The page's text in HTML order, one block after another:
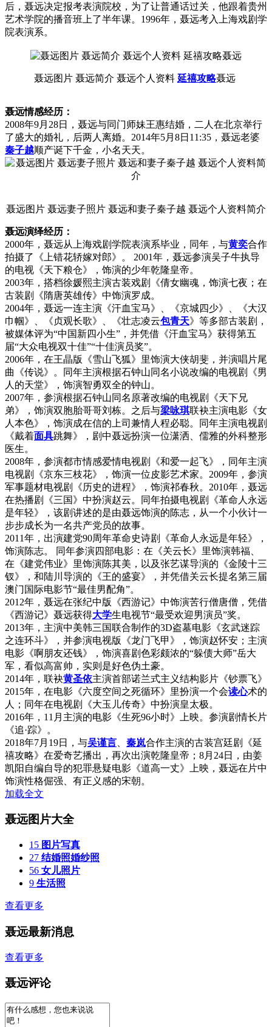
后，聂远决定报考表演院校，为了让普通话过关，他跟着贵州
艺术学院的播音班上了半年课。1996年，聂远考入上海戏剧学
院表演系。
聂远图片 聂远简介 聂远个人资料 延禧攻略聂远
聂远情感经历：
2008年9月28日，聂远与同门师妹王惠结婚，二人在北京举行
了盛大的婚礼，后两人离婚。2014年5月8日11:35，聂远老婆
秦子越顺产诞下千金，小名天天。
聂远图片 聂远妻子照片 聂远和妻子秦子越 聂远个人资料简介
聂远演绎经历：
2000年，聂远从上海戏剧学院表演系毕业，同年，与黄奕合作
拍摄了《上错花轿嫁对郎》。 2001年，聂远参演吴子牛执导
的电视《天下粮仓》，饰演的少年乾隆皇帝。
2003年，搭档徐媛熙主演古装戏剧《倩女幽魂，饰演七夜；在
古装剧《隋唐英雄传》中饰演罗成。
2004年，聂远一连主演《汗血宝马》、《京城四少》、《大汉
巾帼》、《贞观长歌》、《壮志凌云包青天》等多部古装剧，
被媒体评为“中国新四小生”，并凭借《汗血宝马》获得第五
届“大众电视双十佳”“十佳演员奖”。
2006年，在王晶版《雪山飞狐》里饰演大侠胡斐，并演唱片尾
曲《传说》。同年主演根据石钟山同名小说改编的电视剧《男
人的天堂》，饰演智勇双全的钟山。
2007年，参演根据石钟山同名原著改编的电视剧《天下兄
弟》，饰演双胞胎哥哥刘栋。之后与梁咏琪联袂主演电影《女
人本色》，饰演成在信的上司兼情人程必聪。同年主演电视剧
《戴着面具跳舞》，剧中聂远扮演一位潇洒、儒雅的外科整形
医生。
2008年，参演都市情感爱情电视剧《和爱一起飞》，同年主演
电视剧《京东三枝花》，饰演一位皮影艺术家。2009年，参演
军事题材电视剧《历史的进程》，饰演祁春秋。2010年，聂远
在热播剧《三国》中扮演赵云。同年拍摄电视剧《革命人永远
是年轻》，该剧讲述的是由聂远饰演的陈志，从一个小伙计一
步步成长为一名共产党员的故事。
2011年，出演建党90周年革命史诗剧《革命人永远是年轻》，
饰演陈志。 同年参演四部电影：在《关云长》里饰演韩福、
在《建党伟业》里饰演陈其美，以及张艺谋导演的《金陵十三
钗》，和陆川导演的《王的盛宴》，并凭借关云长提名第三届
澳门国际电影节“最佳男配角”。
2012年，聂远在张纪中版《西游记》中饰演苦行僧唐僧，凭借
《西游记》聂远获得大学生电视节“最受欢迎男演员”奖。
2013年，主演中美韩三国联合制作的3D盗墓电影《玄武迷踪
之连环斗》，并参演电视版《龙门飞甲》，饰演赵怀安；主演
电影《啊朋友还钱》，饰演喜剧色彩颇浓的“躲债大师”岳大
军，看似高富帅，实则是好色伪土豪。
2014年，联袂黄圣依主演首部诺兰式主义结构影片《钞票飞》
2015年，在电影《六度空间之死循环》里扮演一个会读心术的
人；同年在电视剧《大玉儿传奇》中扮演皇太极。
2016年，11月主演的电影《生死96小时》上映。参演剧情长片
《追·踪》。
2018年7月19日，与吴谨言 秦岚合作主演的古装宫廷剧《延
禧攻略》在爱奇艺播出，再次出演乾隆皇帝；8月24日，由姜
凯阳自编自导的犯罪悬疑电影《道高一丈》上映，聂远在片中
饰演性格倔强、有正义感的宋朝。
加载全文
聂远图片大全
15 图片写真
27 结婚照婚纱照
56 女儿照片
9 生活照
查看更多
聂远最新消息
查看更多
聂远评论